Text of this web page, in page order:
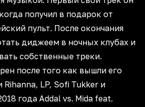
получил в подарок от
пульт. После окончания
диджеем в ночных клубах и
собственные треки.
после того как вышли его
LP, Sofi Tukker и
года Addal vs. Mida feat.